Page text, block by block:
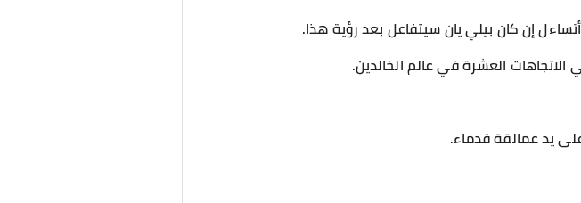
إن كان بيلي يان سيتفاعل بعد رؤية هذا.
العشرة في عالم الخالدين.
يد عمالقة قدماء.